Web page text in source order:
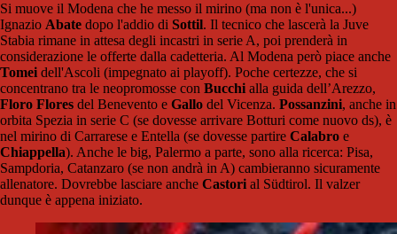
Si muove il Modena che he messo il mirino (ma non è l'unica...)
Ignazio Abate dopo l'addio di Sottil. Il tecnico che lascerà la Juve
Stabia rimane in attesa degli incastri in serie A, poi prenderà in
considerazione le offerte dalla cadetteria. Al Modena però piace anche
Tomei dell'Ascoli (impegnato ai playoff). Poche certezze, che si
concentrano tra le neopromosse con Bucchi alla guida dell’Arezzo,
Floro Flores del Benevento e Gallo del Vicenza. Possanzini, anche in
orbita Spezia in serie C (se dovesse arrivare Botturi come nuovo ds), è
nel mirino di Carrarese e Entella (se dovesse partire Calabro e
Chiappella). Anche le big, Palermo a parte, sono alla ricerca: Pisa,
Sampdoria, Catanzaro (se non andrà in A) cambieranno sicuramente
allenatore. Dovrebbe lasciare anche Castori al Südtirol. Il valzer
dunque è appena iniziato.